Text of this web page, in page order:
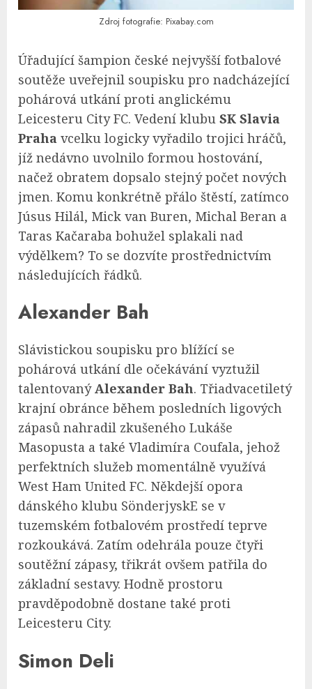
Zdroj fotografie: Pixabay.com
Úřadující šampion české nejvyšší fotbalové
soutěže uveřejnil soupisku pro nadcházející
pohárová utkání proti anglickému
Leicesteru City FC. Vedení klubu SK Slavia
Praha vcelku logicky vyřadilo trojici hráčů,
jíž nedávno uvolnilo formou hostování,
načež obratem dopsalo stejný počet nových
jmen. Komu konkrétně přálo štěstí, zatímco
Júsus Hilál, Mick van Buren, Michal Beran a
Taras Kačaraba bohužel splakali nad
výdělkem? To se dozvíte prostřednictvím
následujících řádků.
Alexander Bah
Slávistickou soupisku pro blížící se
pohárová utkání dle očekávání vyztužil
talentovanýAlexander Bah. Třiadvacetiletý
krajní obránce během posledních ligových
zápasů nahradil zkušeného Lukáše
Masopusta a také Vladimíra Coufala, jehož
perfektních služeb momentálně využívá
West Ham United FC. Někdejší opora
dánského klubu SönderjyskE se v
tuzemském fotbalovém prostředí teprve
rozkoukává. Zatím odehrála pouze čtyři
soutěžní zápasy, třikrát ovšem patřila do
základní sestavy. Hodně prostoru
pravděpodobně dostane také proti
Leicesteru City.
Simon Deli